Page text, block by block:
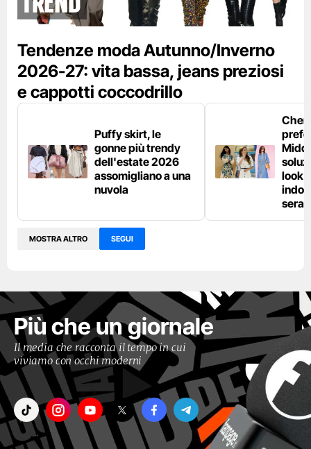
Tendenze moda Autunno/Inverno
2026-27: vita bassa, jeans preziosi
e cappotti coccodrillo
Puffy skirt, le
gonne più trendy
dell'estate 2026
assomigliano a una
nuvola
look
sera
MOSTRA ALTRO SEGUI
Più che un giornale
Il media che racconta il tempo in cui
viviamo con occhi moderni